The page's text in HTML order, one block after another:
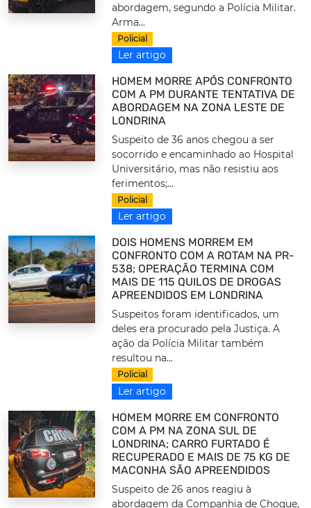
abordagem, segundo a Polícia Militar.
Arma...
Policial
Ler artigo
HOMEM MORRE APÓS CONFRONTO
COM A PM DURANTE TENTATIVA DE
ABORDAGEM NA ZONA LESTE DE
LONDRINA
Suspeito de 36 anos chegou a ser
socorrido e encaminhado ao Hospital
Universitário, mas não resistiu aos
ferimentos;...
Policial
Ler artigo
DOIS HOMENS MORREM EM
CONFRONTO COM A ROTAM NA PR-
538; OPERAÇÃO TERMINA COM
MAIS DE 115 QUILOS DE DROGAS
APREENDIDOS EM LONDRINA
Suspeitos foram identificados, um
deles era procurado pela Justiça. A
ação da Polícia Militar também
resultou na...
Policial
Ler artigo
HOMEM MORRE EM CONFRONTO
COM A PM NA ZONA SUL DE
LONDRINA; CARRO FURTADO É
RECUPERADO E MAIS DE 75 KG DE
MACONHA SÃO APREENDIDOS
Suspeito de 26 anos reagiu à
abordagem da Companhia de Choque,